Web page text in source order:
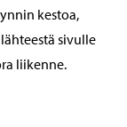
kestoa,
sivulle
liikenne.